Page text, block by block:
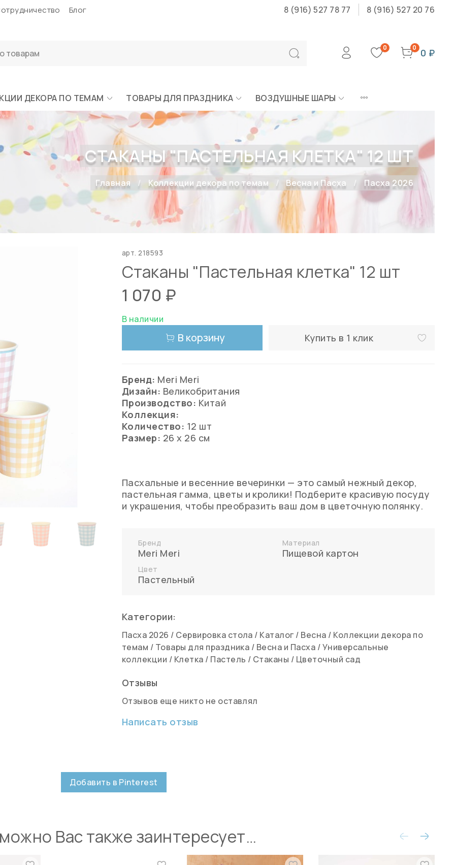
Блог 8 (916) 527 78 77 8 (916) 527 20 76
0 0 0 ₽
ДЕКОРА ПО ТЕМАМ ТОВАРЫ ДЛЯ ПРАЗДНИКА ВОЗДУШНЫЕ ШАРЫ
СТАКАНЫ "ПАСТЕЛЬНАЯ КЛЕТКА" 12 ШТ
Главная Коллекции декора по темам Весна и Пасха Пасха 2026
арт.218593
Стаканы "Пастельная клетка" 12 шт
1 070 ₽
В наличии
В корзину Купить в 1 клик
Бренд: Meri Meri
Дизайн: Великобритания
Производство: Китай
Коллекция:
Количество: 12 шт
Размер: 26 х 26 см
Пасхальные и весенние вечеринки — это самый нежный декор,
пастельная гамма, цветы и кролики! Подберите красивую посуду
и украшения, чтобы преобразить ваш дом в цветочную полянку.
Бренд
Meri Meri
Материал
Пищевой картон
Цвет
Пастельный
Категории:
Пасха 2026 / Сервировка стола / Каталог / Весна / Коллекции декора по
темам / Товары для праздника / Весна и Пасха /Универсальные
коллекции / Клетка / Пастель / Стаканы / Цветочный сад
Отзывы
Отзывов еще никто не оставлял
Написать отзыв
Добавить в Pinterest
Вас также заинтересует…